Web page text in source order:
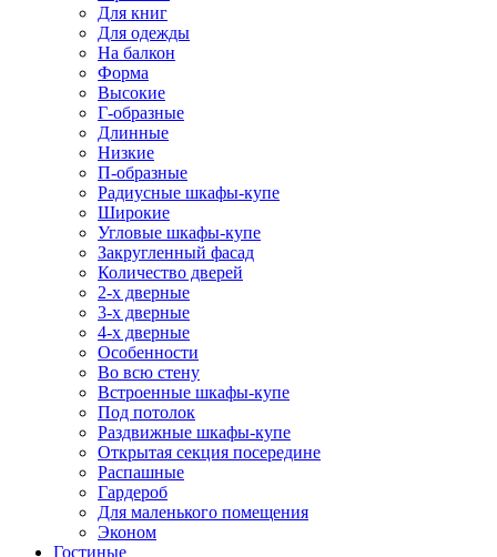
Для книг
Для одежды
На балкон
Форма
Высокие
Г-образные
Длинные
Низкие
П-образные
Радиусные шкафы-купе
Широкие
Угловые шкафы-купе
Закругленный фасад
Количество дверей
2-х дверные
3-х дверные
4-х дверные
Особенности
Во всю стену
Встроенные шкафы-купе
Под потолок
Раздвижные шкафы-купе
Открытая секция посередине
Распашные
Гардероб
Для маленького помещения
Эконом
Гостиные